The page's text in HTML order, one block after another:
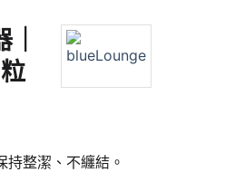
整潔、不纏結。